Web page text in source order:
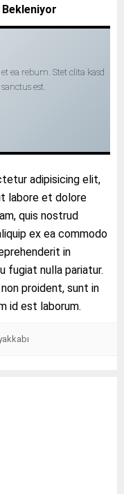
Bekleniyor
ea rebum. Stet clita kasd
est.
adipisicing elit,
labore et dolore
quis nostrud
ex ea commodo
in
fugiat nulla pariatur.
proident, sunt in
id est laborum.